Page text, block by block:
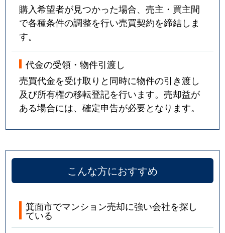
購入希望者が見つかった場合、売主・買主間
で各種条件の調整を行い売買契約を締結しま
す。
代金の受領・物件引渡し
売買代金を受け取りと同時に物件の引き渡し
及び所有権の移転登記を行います。売却益が
ある場合には、確定申告が必要となります。
こんな方におすすめ
箕面市でマンション売却に強い会社を探し
ている